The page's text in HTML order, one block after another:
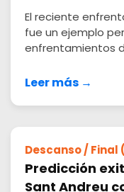
El reciente
fue un ejemplo
enfrentamientos
Leer más →
Descanso / Final
Predicción
Sant Andreu